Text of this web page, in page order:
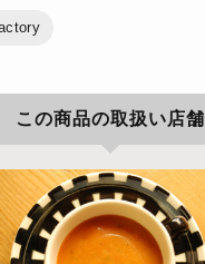
この商品の取扱い店舗